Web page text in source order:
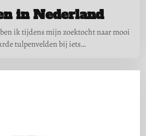
in Nederland
ik tijdens mijn zoektocht naar mooi
tulpenvelden bij iets…